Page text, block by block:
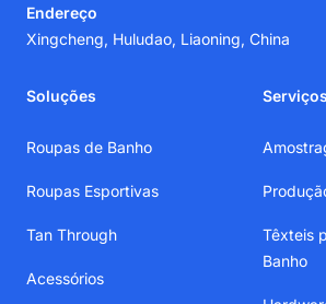
Endereço
Xingcheng, Huludao, Liaoning, China
Soluções
Roupas de Banho
Roupas Esportivas
Tan Through
Acessórios
Serviços
Têxteis
Banho